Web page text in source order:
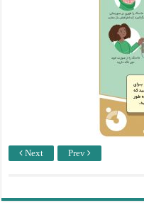
Next Prev